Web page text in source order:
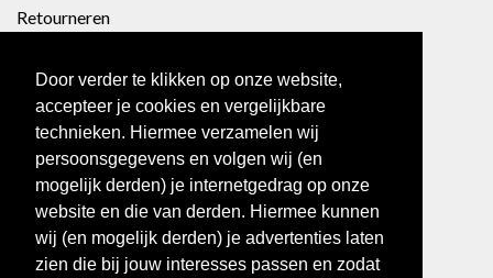
Door verder te klikken op onze website,
accepteer je cookies en vergelijkbare
technieken. Hiermee verzamelen wij
persoonsgegevens en volgen wij (en
mogelijk derden) je internetgedrag op onze
website en die van derden. Hiermee kunnen
wij (en mogelijk derden) je advertenties laten
zien die bij jouw interesses passen en zodat
Retourneren
Betalen
Privacy
iDeal
Skateboulevard.nl